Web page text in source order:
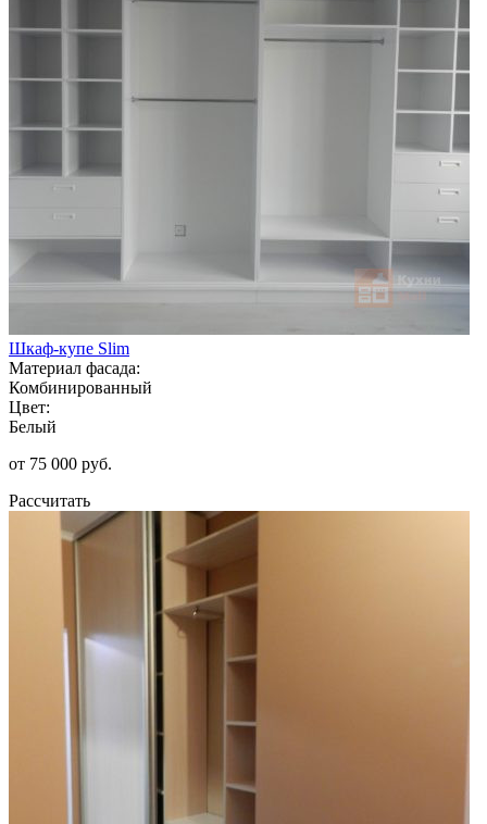
Шкаф-купе Slim
Материал фасада:
Комбинированный
Цвет:
Белый
от 75 000 руб.
Рассчитать